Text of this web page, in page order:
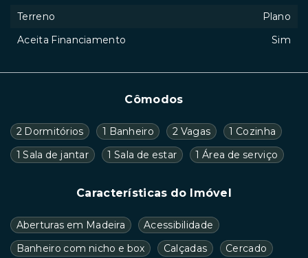
Cômodos
2 Dormitórios 1 Banheiro 2 Vagas
1 Cozinha
1 Sala de jantar
1 Sala de estar 1 Área de serviço
Características do Imóvel
Aberturas em Madeira
Acessibilidade
Banheiro com nicho e box
Calçadas
Cercado
Terreno
Plano
Aceita Financiamento
Sim